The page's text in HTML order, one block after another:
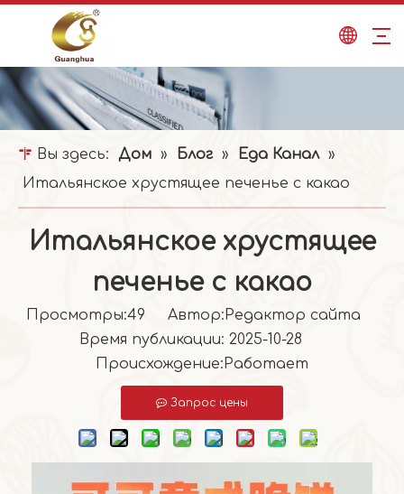
Вы здесь: Дом » Блог » Еда Канал »
Итальянское хрустящее печенье с какао
Итальянское хрустящее
печенье с какао
Просмотры:49 Автор:Pедактор сайта
Время публикации: 2025-10-28
Происхождение:Работает
Запрос цены